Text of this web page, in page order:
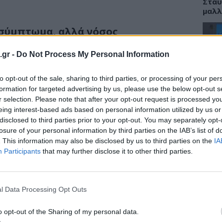
- Do Not Process My Personal Information
opt-out of the sale, sharing to third parties, or processing of your
for targeted advertising by us, please use the below opt-out
selection. Please note that after your opt-out request is processed
interest-based ads based on personal information utilized by us
to third parties prior to your opt-out. You may separately
of your personal information by third parties on the IAB’s list of
This information may also be disclosed by us to third parties on the
Participants that may further disclose it to other third parties.
Data Processing Opt Outs
opt-out of the Sharing of my personal data.
αλλά νόσος
μια νόσος από μόνος του, μια νόσος που
ή
να συμβεί ακόμη και αν έχουμε
που θεωρήσαμε αρχικά υπεύθυνο για τον
απολύτως λόγος. Οι επιστήμονες
πόνος είναι μια διαταραχή του κεντρικού
περιπτώσεις, τα σήματα πόνου απλώς
από αυτό που οι ερευνητές
σύνολο γενετικών,
διεργασιών.
υποφέρει από χρόνιο πόνο
100 εκατομμύρια άνθρωποι έχουν χρόνιο